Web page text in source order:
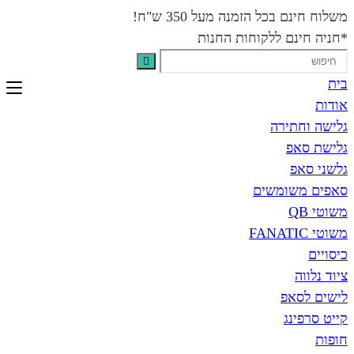
בכל הזמנה מעל 350 ש"ח!
ללקוחות החנות